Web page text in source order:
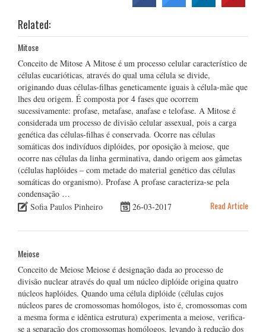
Related:
Mitose
Conceito de Mitose A Mitose é um processo celular característico de
células eucarióticas, através do qual uma célula se divide,
originando duas células-filhas geneticamente iguais à célula-mãe que
lhes deu origem. É composta por 4 fases que ocorrem
sucessivamente: profase, metafase, anafase e telofase. A Mitose é
considerada um processo de divisão celular assexual, pois a carga
genética das células-filhas é conservada. Ocorre nas células
somáticas dos indivíduos diplóides, por oposição à meiose, que
ocorre nas células da linha germinativa, dando origem aos gâmetas
(células haplóides – com metade do material genético das células
somáticas do organismo). Profase A profase caracteriza-se pela
condensação …
Sofia Paulos Pinheiro
26-03-2017 Read Article
Meiose
Conceito de Meiose Meiose é designação dada ao processo de
divisão nuclear através do qual um núcleo diplóide origina quatro
núcleos haplóides. Quando uma célula diplóide (células cujos
núcleos pares de cromossomas homólogos, isto é, cromossomas com
a mesma forma e idêntica estrutura) experimenta a meiose, verifica-
se a separação dos cromossomas homólogos, levando à redução dos